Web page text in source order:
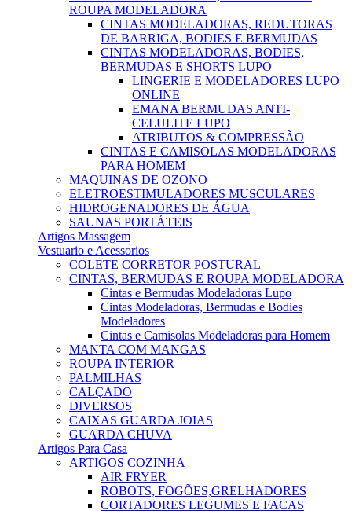
ROUPA MODELADORA
CINTAS MODELADORAS, REDUTORAS
DE BARRIGA, BODIES E BERMUDAS
CINTAS MODELADORAS, BODIES,
BERMUDAS E SHORTS LUPO
LINGERIE E MODELADORES LUPO
ONLINE
EMANA BERMUDAS ANTI-
CELULITE LUPO
ATRIBUTOS & COMPRESSÃO
CINTAS E CAMISOLAS MODELADORAS
PARA HOMEM
MAQUINAS DE OZONO
ELETROESTIMULADORES MUSCULARES
HIDROGENADORES DE ÁGUA
SAUNAS PORTÁTEIS
Artigos Massagem
Vestuario e Acessorios
COLETE CORRETOR POSTURAL
CINTAS, BERMUDAS E ROUPA MODELADORA
Cintas e Bermudas Modeladoras Lupo
Cintas Modeladoras, Bermudas e Bodies
Modeladores
Cintas e Camisolas Modeladoras para Homem
MANTA COM MANGAS
ROUPA INTERIOR
PALMILHAS
CALÇADO
DIVERSOS
CAIXAS GUARDA JOIAS
GUARDA CHUVA
Artigos Para Casa
ARTIGOS COZINHA
AIR FRYER
ROBOTS, FOGÕES,GRELHADORES
CORTADORES LEGUMES E FACAS